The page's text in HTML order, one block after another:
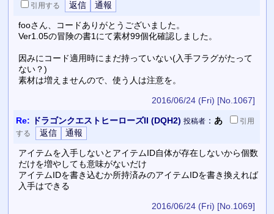
引用する
fooさん、コードありがとうございました。
Ver1.05の冒険の書1にて素材99個化確認しました。
因みにコード適用時にまだ持っていない(入手フラグがたって
ない？)
素材は増えませんので、使う人は注意を。
2016/06/24 (Fri) [No.1067]
Re: ドラゴンクエストヒーローズII (DQH2) 投稿者： あ
引用
する
アイテムを入手しないとアイテムID自体が存在しないから個数
だけを増やしても意味がないだけ
アイテムIDを書き込むか所持済みのアイテムIDを書き換えれば
入手はできる
2016/06/24 (Fri) [No.1069]